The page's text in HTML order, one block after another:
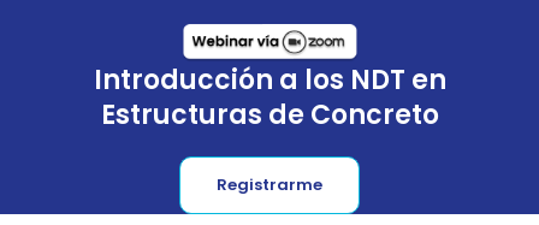
Introducción a los NDT en
Estructuras de Concreto
Registrarme